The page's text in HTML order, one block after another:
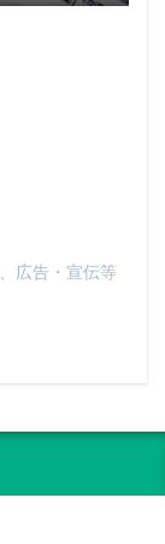
広告・宣伝等